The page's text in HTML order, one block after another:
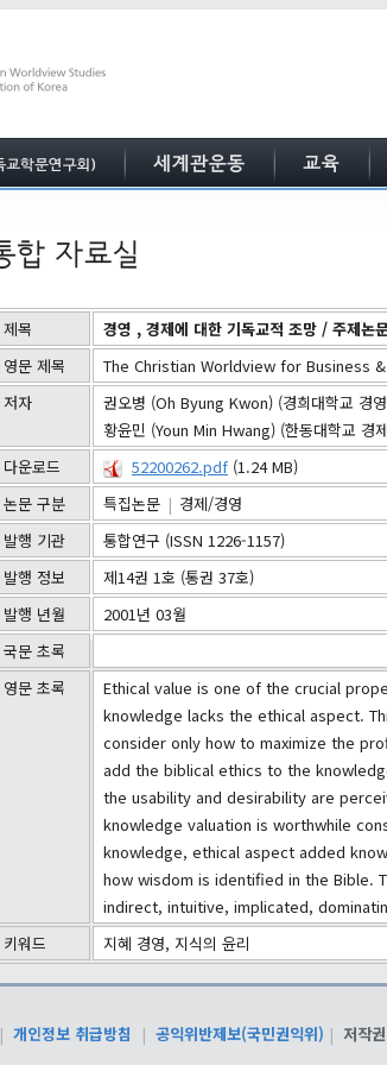
제목
경영 , 경제에 대한 기독교적 조망 / 주제논
영문 제목
The Christian Worldview for Business
저자
권오병 (Oh Byung Kwon) (경희대학교 경
황윤민 (Youn Min Hwang) (한동대학교 경
다운로드
52200262.pdf (1.24 MB)
논문 구분
특집논문 | 경제/경영
발행 기관
통합연구 (ISSN 1226-1157)
발행 정보
제14권 1호 (통권 37호)
발행 년월
2001년 03월
국문 초록
영문 초록
Ethical value is one of the crucial
knowledge lacks the ethical aspect.
consider only how to maximize the
add the biblical ethics to the
the usability and desirability are
knowledge valuation is worthwhile
knowledge, ethical aspect added
how wisdom is identified in the Bible.
indirect, intuitive, implicated,
키워드
지혜 경영, 지식의 윤리
| 개인정보 취급방침 | 공익위반제보(국민권익위) | 저작